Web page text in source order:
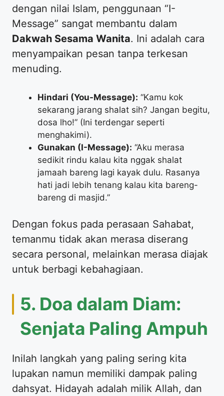
dengan nilai Islam, penggunaan “I-
Message” sangat membantu dalam
Dakwah Sesama Wanita. Ini adalah cara
menyampaikan pesan tanpa terkesan
menuding.
Hindari (You-Message): “Kamu kok
sekarang jarang shalat sih? Jangan begitu,
dosa lho!” (Ini terdengar seperti
menghakimi).
Gunakan (I-Message): “Aku merasa
sedikit rindu kalau kita nggak shalat
jamaah bareng lagi kayak dulu. Rasanya
hati jadi lebih tenang kalau kita bareng-
bareng di masjid.”
​Dengan fokus pada perasaan Sahabat,
temanmu tidak akan merasa diserang
secara personal, melainkan merasa diajak
untuk berbagi kebahagiaan.
​5. Doa dalam Diam:
Senjata Paling Ampuh
​Inilah langkah yang paling sering kita
lupakan namun memiliki dampak paling
dahsyat. Hidayah adalah milik Allah, dan